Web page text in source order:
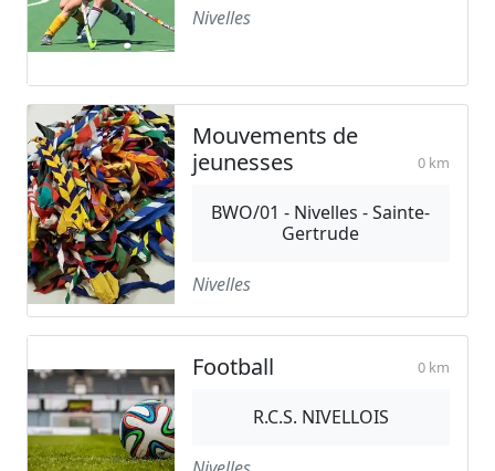
Nivelles
Mouvements de
jeunesses
0 km
BWO/01 - Nivelles - Sainte-
Gertrude
Nivelles
Football 0 km
R.C.S. NIVELLOIS